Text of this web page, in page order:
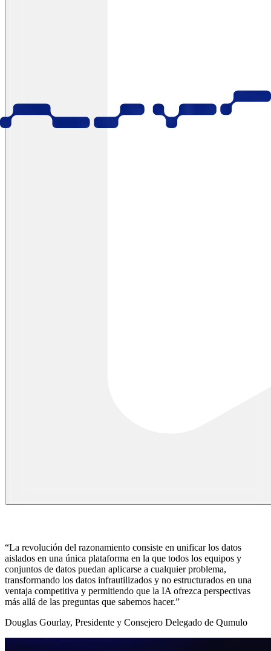
“La revolución del razonamiento consiste en unificar los datos
aislados en una única plataforma en la que todos los equipos y
conjuntos de datos puedan aplicarse a cualquier problema,
transformando los datos infrautilizados y no estructurados en una
ventaja competitiva y permitiendo que la IA ofrezca perspectivas
más allá de las preguntas que sabemos hacer.”
Douglas Gourlay, Presidente y Consejero Delegado de Qumulo